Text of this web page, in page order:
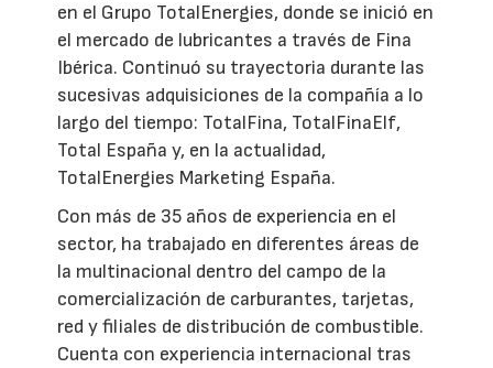
en el Grupo TotalEnergies, donde se inició en
el mercado de lubricantes a través de Fina
Ibérica. Continuó su trayectoria durante las
sucesivas adquisiciones de la compañía a lo
largo del tiempo: TotalFina, TotalFinaElf,
Total España y, en la actualidad,
TotalEnergies Marketing España.
Con más de 35 años de experiencia en el
sector, ha trabajado en diferentes áreas de
la multinacional dentro del campo de la
comercialización de carburantes, tarjetas,
red y filiales de distribución de combustible.
Cuenta con experiencia internacional tras